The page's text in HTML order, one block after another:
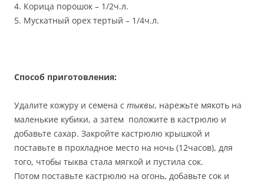
4. Корица порошок – 1/2ч.л.
5. Мускатный орех тертый – 1/4ч.л.
Способ приготовления:
Удалите кожуру и семена с тыквы, нарежьте мякоть на
маленькие кубики, а затем положите в кастрюлю и
добавьте сахар. Закройте кастрюлю крышкой и
поставьте в прохладное место на ночь (12часов), для
того, чтобы тыква стала мягкой и пустила сок.
Потом поставьте кастрюлю на огонь, добавьте сок и